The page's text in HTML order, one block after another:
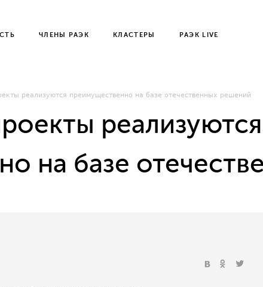
ЧЛЕНЫ РАЭК КЛАСТЕРЫ РАЭК LIVE
реализуются преимущественно на базе отечественных решений
реализуются
на базе